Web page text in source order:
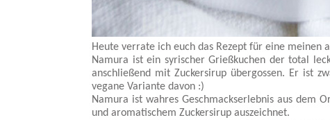
Heute verrate ich euch das Rezept für eine meinen
Namura ist ein syrischer Grießkuchen der total
anschließend mit Zuckersirup übergossen. Er ist
vegane Variante davon :)
Namura ist wahres Geschmackserlebnis aus dem
und aromatischem Zuckersirup auszeichnet.